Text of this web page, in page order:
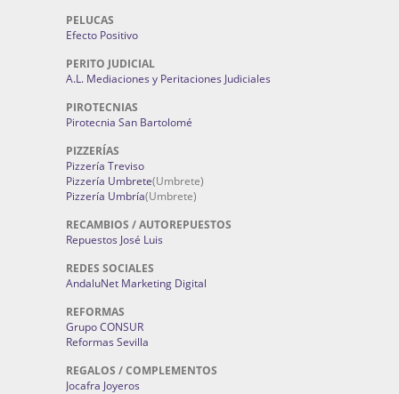
PELUCAS
Efecto Positivo
PERITO JUDICIAL
A.L. Mediaciones y Peritaciones Judiciales
PIROTECNIAS
Pirotecnia San Bartolomé
PIZZERÍAS
Pizzería Treviso
Pizzería Umbrete(Umbrete)
Pizzería Umbría(Umbrete)
RECAMBIOS / AUTOREPUESTOS
Repuestos José Luis
REDES SOCIALES
AndaluNet Marketing Digital
REFORMAS
Grupo CONSUR
Reformas Sevilla
REGALOS / COMPLEMENTOS
Jocafra Joyeros